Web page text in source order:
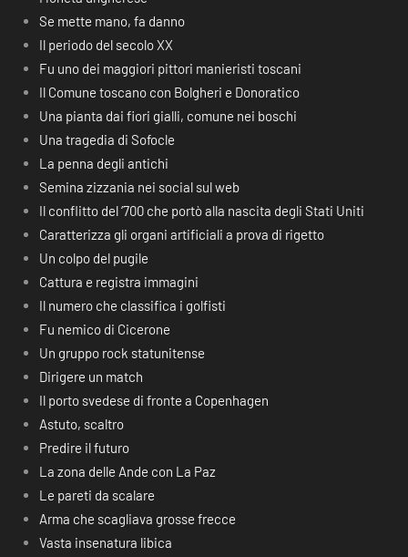
Se mette mano, fa danno
Il periodo del secolo XX
Fu uno dei maggiori pittori manieristi toscani
Il Comune toscano con Bolgheri e Donoratico
Una pianta dai fiori gialli, comune nei boschi
Una tragedia di Sofocle
La penna degli antichi
Semina zizzania nei social sul web
Il conflitto del ‘700 che portò alla nascita degli Stati Uniti
Caratterizza gli organi artificiali a prova di rigetto
Un colpo del pugile
Cattura e registra immagini
Il numero che classifica i golfisti
Fu nemico di Cicerone
Un gruppo rock statunitense
Dirigere un match
Il porto svedese di fronte a Copenhagen
Astuto, scaltro
Predire il futuro
La zona delle Ande con La Paz
Le pareti da scalare
Arma che scagliava grosse frecce
Vasta insenatura libica